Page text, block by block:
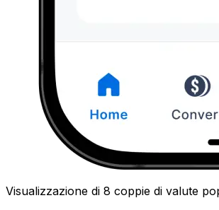
Visualizzazione di 8 coppie di valute